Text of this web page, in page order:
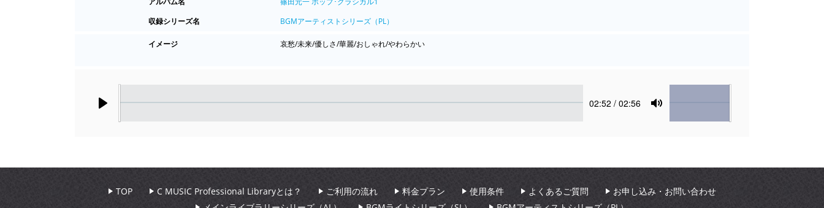
収録シリーズ名
BGMアーティストシリーズ（PL）
イメージ 哀愁/未来/優しさ/華麗/おしゃれ/やわらかい
Current
02:52 / 02:56
Mute
Volume
TOP C MUSIC Professional Libraryとは？ ご利用の流れ 料金プラン 使用条件 よくあるご質問
お申し込み・お問い合わせ